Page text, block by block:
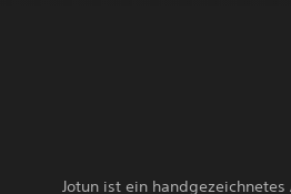
Jotun ist ein